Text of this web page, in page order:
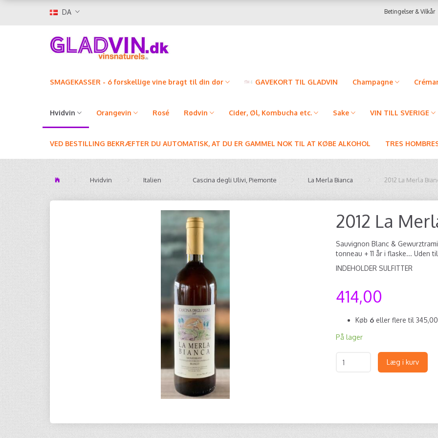
DA Betingelser & Vilkår
SMAGEKASSER - 6 forskellige vine bragt til din dør GAVEKORT TIL GLADVIN Champagne
Hvidvin Orangevin Rosé Rødvin Cider, Øl, Kombucha etc. Sake VIN TILL SVERIGE
VED BESTILLING BEKRÆFTER DU AUTOMATISK, AT DU ER GAMMEL NOK TIL AT KØBE ALKOHOL TRES
Hvidvin Italien Cascina degli Ulivi, Piemonte La Merla Bianca 2012 La Merla
2012 La
Sauvignon Blanc &
tonneau + 11 år i flaske... Uden
INDEHOLDER SULFITTER
414,00
Køb 6 eller flere til
På lager
Læg i kurv